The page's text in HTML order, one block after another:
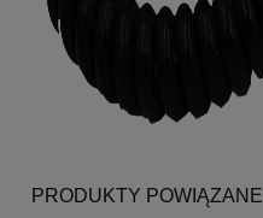
PRODUKTY POWIĄZANE